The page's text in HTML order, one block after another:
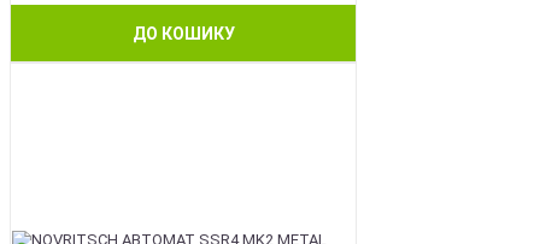
ДО КОШИКУ